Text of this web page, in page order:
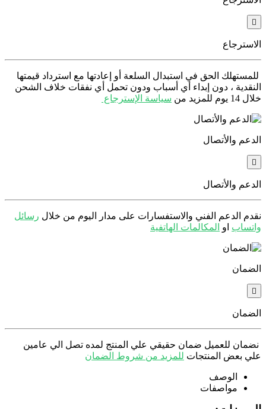
الاسترجاع
للمستهلك الحق في استبدال السلعة أو إعادتها مع استرداد قيمتها
النقدية ، دون إبداء أي أسباب ودون تحمل أي نفقات خلاف الشحن
خلال 14 يوم للمزيد من
سياسة الإسترجاع
الدعم والأتصال
الدعم والأتصال
نقدم الدعم الفني والاستفسارات على مدار اليوم من خلال رسائل
واتساب او المكالمات الهاتفية
الضمان
الضمان
نضمان للعميل ضمان حقيقي علي المنتج لمده تصل الي عامين
علي بعض المنتجات للمزيد من شروط الضمان
الوصف
مواصفات